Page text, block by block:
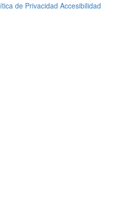
de Privacidad Accesibilidad